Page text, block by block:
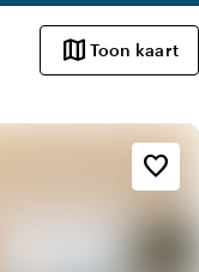
aandacht voor
map Toon kaart
favorite_border
Sfeer en esthetiek
style
Hotel Chic
home